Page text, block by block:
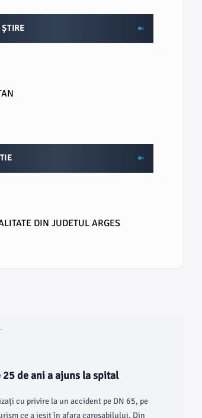
DIN JUDETUL ARGES
de ani a ajuns la spital
cu privire la un accident pe DN 65, pe
ce a ieșit în afara carosabilului. Din